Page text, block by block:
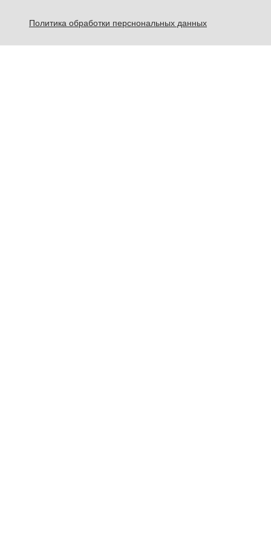
Политика обработки перснональных данных